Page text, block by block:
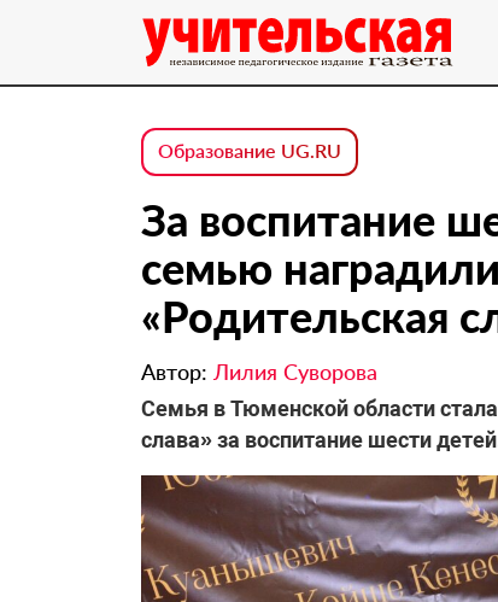
Образование UG.RU
За воспитание
семью
«Родительская
Автор: Лилия Суворова
Семья в Тюменской области
слава» за воспитание шести